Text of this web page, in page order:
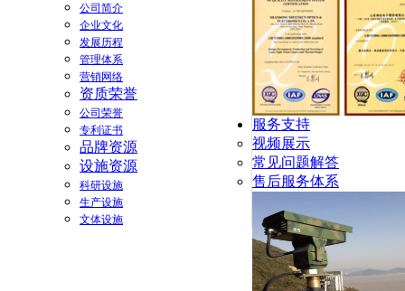
公司简介
企业文化
发展历程
管理体系
营销网络
资质荣誉
公司荣誉
专利证书
品牌资源
设施资源
科研设施
生产设施
文体设施
服务支持
视频展示
常见问题解答
售后服务体系